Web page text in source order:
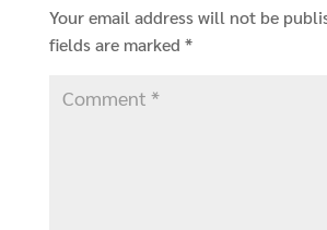
Your email address will not be
fields are marked *